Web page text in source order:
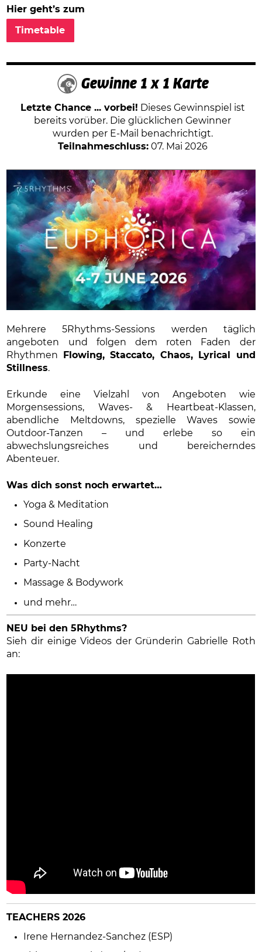
Hier geht’s zum
Timetable
Gewinne 1 x 1 Karte
Letzte Chance ... vorbei! Dieses Gewinnspiel ist
bereits vorüber. Die glücklichen Gewinner
wurden per E-Mail benachrichtigt.
Teilnahmeschluss:07. Mai 2026
Mehrere 5Rhythms-Sessions werden täglich
angeboten und folgen dem roten Faden der
Rhythmen
Flowing, Staccato, Chaos, Lyrical und
Stillness.
Erkunde eine Vielzahl von Angeboten wie
Morgensessions, Waves- & Heartbeat-Klassen,
abendliche Meltdowns, spezielle Waves sowie
Outdoor-Tanzen – und erlebe so ein
abwechslungsreiches und bereicherndes
Abenteuer.
Was dich sonst noch erwartet…
Yoga & Meditation
Sound Healing
Konzerte
Party-Nacht
Massage & Bodywork
und mehr…
NEU bei den 5Rhythms?
Sieh dir einige Videos der Gründerin Gabrielle Roth
an:
TEACHERS 2026
Irene Hernandez-Sanchez (ESP)